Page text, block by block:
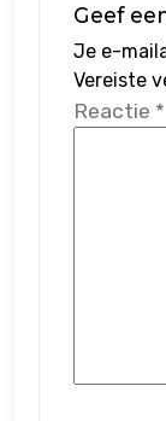
Geef
Je e-
Vereiste
Reactie *